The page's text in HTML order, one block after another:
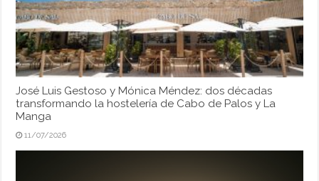
José Luis Gestoso y Mónica Méndez: dos décadas
transformando la hostelería de Cabo de Palos y La
Manga
11/07/2026